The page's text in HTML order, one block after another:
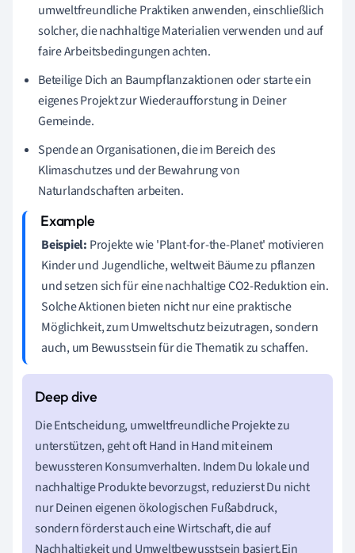
umweltfreundliche Praktiken anwenden, einschließlich
solcher, die nachhaltige Materialien verwenden und auf
faire Arbeitsbedingungen achten.
Beteilige Dich an Baumpflanzaktionen oder starte ein
eigenes Projekt zur Wiederaufforstung in Deiner
Gemeinde.
Spende an Organisationen, die im Bereich des
Klimaschutzes und der Bewahrung von
Naturlandschaften arbeiten.
Beispiel: Projekte wie 'Plant-for-the-Planet' motivieren
Kinder und Jugendliche, weltweit Bäume zu pflanzen
und setzen sich für eine nachhaltige CO2-Reduktion ein.
Solche Aktionen bieten nicht nur eine praktische
Möglichkeit, zum Umweltschutz beizutragen, sondern
auch, um Bewusstsein für die Thematik zu schaffen.
Die Entscheidung, umweltfreundliche Projekte zu
unterstützen, geht oft Hand in Hand mit einem
bewussteren Konsumverhalten. Indem Du lokale und
nachhaltige Produkte bevorzugst, reduzierst Du nicht
nur Deinen eigenen ökologischen Fußabdruck,
sondern förderst auch eine Wirtschaft, die auf
Nachhaltigkeit und Umweltbewusstsein basiert.Ein